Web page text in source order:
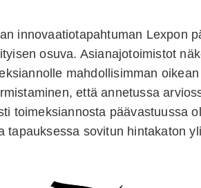
innovaatiotapahtuman Lexpon
osuva. Asianajotoimistot
mahdollisimman
että annetussa
toimeksiannosta päävastuussa
tapauksessa sovitun hintakaton